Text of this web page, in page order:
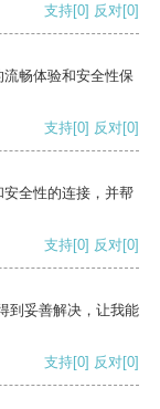
支持[0] 反对[0]
畅体验和安全性保
支持[0] 反对[0]
全性的连接，并帮
支持[0] 反对[0]
到妥善解决，让我能
支持[0] 反对[0]